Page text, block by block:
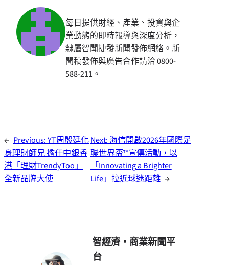
每日提供財經、產業、投資與企
業動態的即時報導與深度分析，
隸屬智聞捷發新聞發佈網絡。新
聞稿發佈與廣告合作請洽 0800-
588-211。
← Previous:YT周殷廷化
身理財師兄 擔任中銀香
港「理財TrendyToo」
全新品牌大使
Next: 海信開啟2026年國際足
聯世界盃™宣傳活動，以
「Innovating a Brighter
Life」拉近球迷距離 →
智經濟・商業新聞平
台